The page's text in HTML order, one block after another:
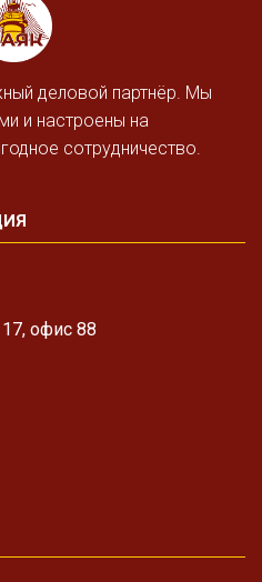
деловой партнёр. Мы
и настроены на
сотрудничество.
офис 88